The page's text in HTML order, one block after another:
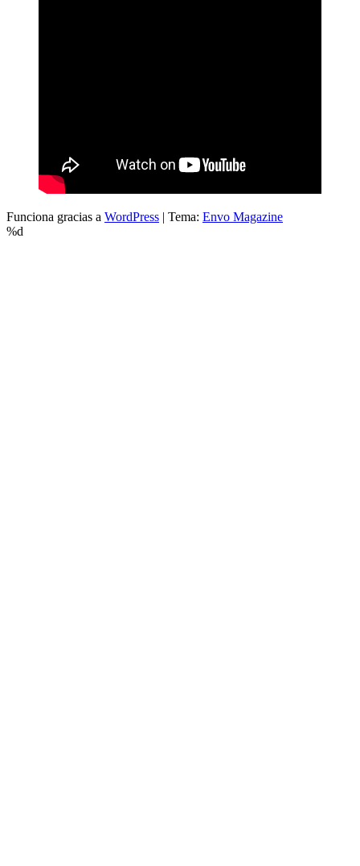
Funciona gracias a WordPress | Tema: Envo Magazine
%d